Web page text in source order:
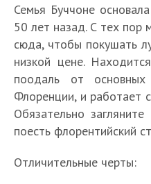
Семья Буччоне
50 лет назад. С тех пор
сюда, чтобы покушать
низкой цене.
поодаль от основных
Флоренции, и работает
Обязательно
поесть флорентийский
Отличительные черты: